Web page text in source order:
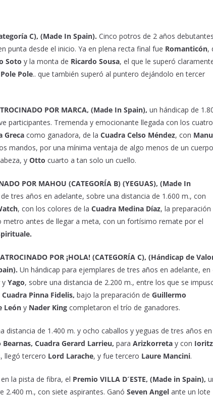
C), (Made In Spain). Cinco potros de 2 años
punta desde el inicio. Ya en plena recta final fue Romanticón,
Soto y la monta de Ricardo Sousa, el que le superó
Pole Pole.. que también superó al puntero dejándolo en tercer
POR MARCA, (Made In Spain), un hándicap de
participantes. Tremenda y emocionante llegada con los cuatro
Greca como ganadora, de la Cuadra Celso Méndez, con
mandos, por una mínima ventaja de algo menos de un cuerpo
y Otto cuarto a tan solo un cuello.
POR MAHOU (CATEGORÍA B) (YEGUAS), (Made In
tres años en adelante, sobre una distancia de 1.600 m., con
, con los colores de la Cuadra Medina Díaz, la preparación
metro antes de llegar a meta, con un fortísimo remate por el
POR ¡HOLA! (CATEGORÍA C), (Hándicap de
Un hándicap para ejemplares de tres años en adelante, en
y Yago, sobre una distancia de 2.200 m., entre los que se
Cuadra Pinna Fidelis, bajo la preparación de Guillermo
León y Nader King completaron el trío de ganadores.
distancia de 1.400 m. y ocho caballos y yeguas de tres años en
Bearnas, Cuadra Gerard Larrieu, para Arizkorreta y con Ioritz
llegó tercero Lord Larache, y fue tercero Laure Mancini.
la pista de fibra, el Premio VILLA D´ESTE, (Made in Spain),
2.400 m., con siete aspirantes. Ganó Seven Angel ante un lote